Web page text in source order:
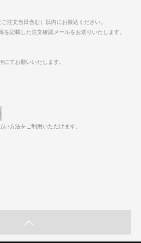
注文当日含む）以内にお振込ください。
記載した注文確認メールをお送りいたします。
にてお願いいたします。
い方法をご利用いただけます。